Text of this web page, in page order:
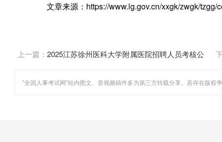
文章来源：https://www.lg.gov.cn/xxgk/zwgk/tzgg/
上一篇： 2025江苏徐州医科大学附属医院招聘人员考核公